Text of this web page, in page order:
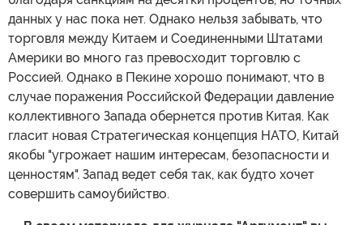
данных у нас пока нет. Однако нельзя забывать, что
торговля между Китаем и Соединенными Штатами
Америки во много газ превосходит торговлю с
Россией. Однако в Пекине хорошо понимают, что в
случае поражения Российской Федерации давление
коллективного Запада обернется против Китая. Как
гласит новая Стратегическая концепция НАТО, Китай
якобы "угрожает нашим интересам, безопасности и
ценностям". Запад ведет себя так, как будто хочет
совершить самоубийство.